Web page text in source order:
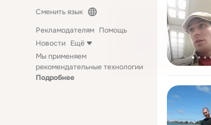
Сменить язык
Рекламодателям Помощь
Новости Ещё
Мы применяем
рекомендательные технологии
Подробнее